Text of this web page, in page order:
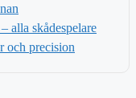
alla skådespelare
och precision